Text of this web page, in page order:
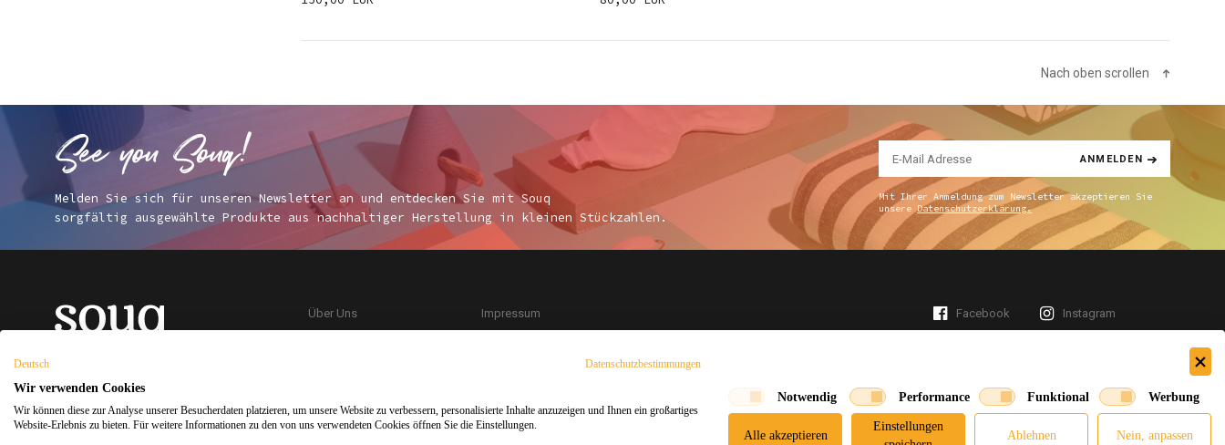
Nach oben scrollen
Melden Sie sich für unseren Newsletter an und entdecken Sie mit Souq
sorgfältig ausgewählte Produkte aus nachhaltiger Herstellung in kleinen Stückzahlen.
ANMELDEN
Mit Ihrer Anmeldung zum Newsletter akzeptieren Sie
unsereDatenschutzerklärung.
Über Uns
Impressum
Datenschutzerklärung
Sicheres Einkaufen
Facebook Instagram
©Souq Dukkan 2026
Design xEntwicklung
Deutsch Datenschutzbestimmungen
Wir verwenden Cookies
Wir können diese zur Analyse unserer Besucherdaten platzieren, um unsere Website zu verbessern, personalisierte Inhalte anzuzeigen und Ihnen ein großartiges
Website-Erlebnis zu bieten. Für weitere Informationen zu den von uns verwendeten Cookies öffnen Sie die Einstellungen.
Notwendig Performance Funktional Werbung
Alle akzeptieren
Einstellungen
Ablehnen Nein, anpassen